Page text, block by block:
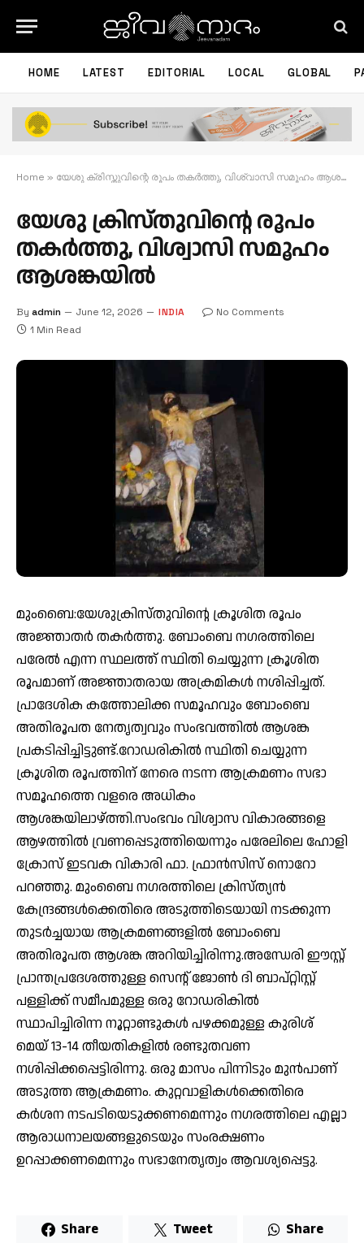
HOME LATEST EDITORIAL LOCAL GLOBAL
Home » യേശു ക്രിസ്തുവിന്റെ രൂപം തകർത്തു, വിശ്വാസി സമൂഹം ആശങ്കയിൽ
യേശു ക്രിസ്തുവിന്റെ രൂപം
തകർത്തു, വിശ്വാസി സമൂഹം
ആശങ്കയിൽ
By admin June 12, 2026 INDIA
No Comments
1 Min Read
മുംബൈ:യേശുക്രിസ്തുവിന്റെ ക്രൂശിത രൂപം
അജ്ഞാതര്‍ തകര്‍ത്തു. ബോംബെ നഗരത്തിലെ
പരേൽ എന്ന സ്ഥലത്ത് സ്ഥിതി ചെയ്യുന്ന ക്രൂശിത
രൂപമാണ് അജ്ഞാതരായ അക്രമികൾ നശിപ്പിച്ചത്.
പ്രാദേശിക കത്തോലിക്ക സമൂഹവും ബോംബെ
അതിരൂപത നേതൃത്വവും സംഭവത്തില്‍ ആശങ്ക
പ്രകടിപ്പിച്ചിട്ടുണ്ട്.റോഡരികിൽ സ്ഥിതി ചെയ്യുന്ന
ക്രൂശിത രൂപത്തിന് നേരെ നടന്ന ആക്രമണം സഭാ
സമൂഹത്തെ വളരെ അധികം
ആശങ്കയിലാഴ്ത്തി.സംഭവം വിശ്വാസ വികാരങ്ങളെ
ആഴത്തിൽ വ്രണപ്പെടുത്തിയെന്നും പരേലിലെ ഹോളി
ക്രോസ് ഇടവക വികാരി ഫാ. ഫ്രാൻസിസ് നൊറോ
പറഞ്ഞു. മുംബൈ നഗരത്തിലെ ക്രിസ്ത്യൻ
കേന്ദ്രങ്ങൾക്കെതിരെ അടുത്തിടെയായി നടക്കുന്ന
തുടര്‍ച്ചയായ ആക്രമണങ്ങളില്‍ ബോംബെ
അതിരൂപത ആശങ്ക അറിയിച്ചിരിന്നു.അന്ധേരി ഈസ്റ്റ്
പ്രാന്തപ്രദേശത്തുള്ള സെന്റ് ജോൺ ദി ബാപ്റ്റിസ്റ്റ്
പള്ളിക്ക് സമീപമുള്ള ഒരു റോഡരികില്‍
സ്ഥാപിച്ചിരിന്ന നൂറ്റാണ്ടുകള്‍ പഴക്കമുള്ള കുരിശ്
മെയ് 13-14 തീയതികളിൽ രണ്ടുതവണ
നശിപ്പിക്കപ്പെട്ടിരിന്നു. ഒരു മാസം പിന്നിടും മുന്‍പാണ്
അടുത്ത ആക്രമണം. കുറ്റവാളികൾക്കെതിരെ
കർശന നടപടിയെടുക്കണമെന്നും നഗരത്തിലെ എല്ലാ
ആരാധനാലയങ്ങളുടെയും സംരക്ഷണം
ഉറപ്പാക്കണമെന്നും സഭാനേതൃത്വം ആവശ്യപ്പെട്ടു.
Share Tweet Share